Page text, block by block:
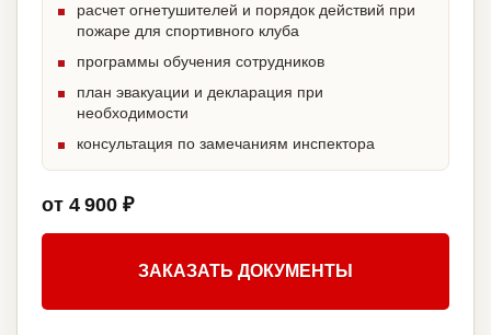
расчет огнетушителей и порядок действий при
пожаре для спортивного клуба
программы обучения сотрудников
план эвакуации и декларация при
необходимости
консультация по замечаниям инспектора
от 4 900 ₽
ЗАКАЗАТЬ ДОКУМЕНТЫ